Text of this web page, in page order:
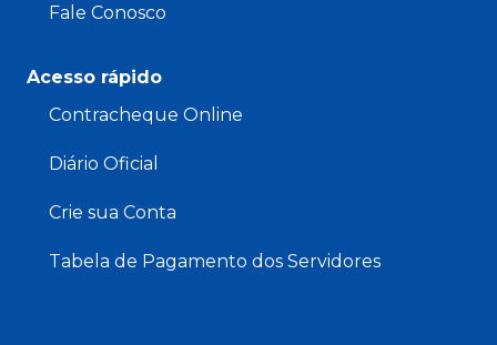
Fale Conosco
Acesso rápido
Contracheque Online
Diário Oficial
Crie sua Conta
Tabela de Pagamento dos Servidores